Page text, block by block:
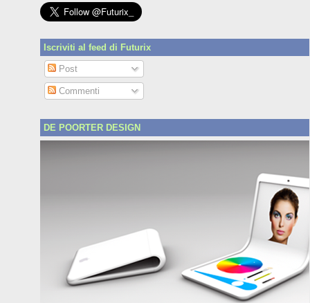
Iscriviti al feed di Futurix
Post
Commenti
DE POORTER DESIGN